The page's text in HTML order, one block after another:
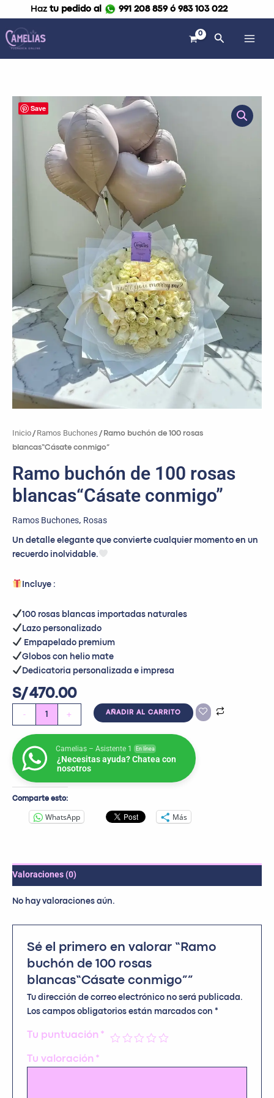
al
contenido
Haz tu pedido al 991 208 859 ó 983 103 022
Buscar
Inicio / Ramos Buchones / Ramo buchón de 100 rosas
blancas“Cásate conmigo”
Ramo buchón de 100 rosas
blancas“Cásate conmigo”
Ramos Buchones, Rosas
Un detalle elegante que convierte cualquier momento en un
recuerdo inolvidable.
Incluye :
100 rosas blancas importadas naturales
⁠Lazo personalizado
⁠Empapelado premium
Globos con helio mate
Dedicatoria personalizada e impresa
S/470.00
-
Ramo
buchón
blancas“Cásate
+ AÑADIR AL CARRITO
Camelias – Asistente 1 En línea
¿Necesitas ayuda? Chatea con
nosotros
Comparte esto:
WhatsApp Más
Valoraciones (0)
No hay valoraciones aún.
Sé el primero en valorar “Ramo
buchón de 100 rosas
blancas“Cásate conmigo””
Tu dirección de correo electrónico no será publicada.
Los campos obligatorios están marcados con *
Tu puntuación *
Tu valoración *
Save